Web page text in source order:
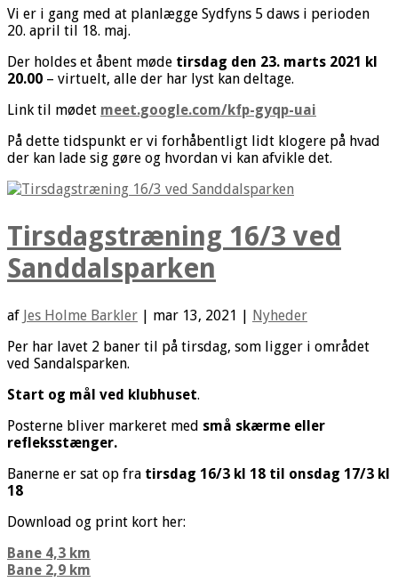
Vi er i gang med at planlægge Sydfyns 5 daws i perioden
20. april til 18. maj.
Der holdes et åbent møde tirsdag den 23. marts 2021 kl
20.00 – virtuelt, alle der har lyst kan deltage.
Link til mødet meet.google.com/kfp-gyqp-uai
På dette tidspunkt er vi forhåbentligt lidt klogere på hvad
der kan lade sig gøre og hvordan vi kan afvikle det.
Tirsdagstræning 16/3 ved
Sanddalsparken
af Jes Holme Barkler mar 13, 2021
Nyheder
Per har lavet 2 baner til på tirsdag, som ligger i området
ved Sandalsparken.
Start og mål ved klubhuset.
Posterne bliver markeret med små skærme eller
refleksstænger.
Banerne er sat op fra tirsdag 16/3 kl 18 til onsdag 17/3 kl
18
Download og print kort her:
Bane 4,3 km
Bane 2,9 km